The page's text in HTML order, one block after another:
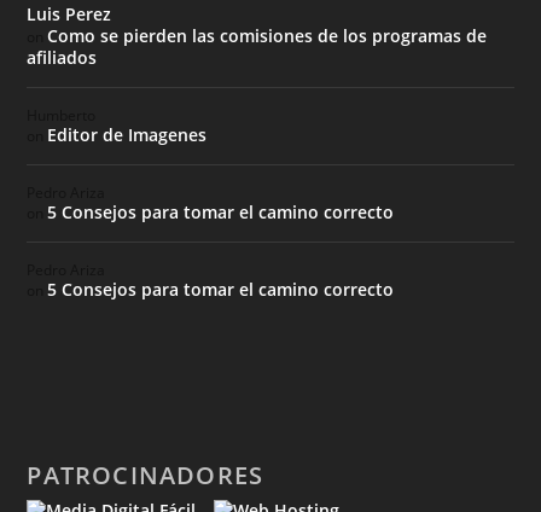
Luis Perez
onComo se pierden las comisiones de los programas de
afiliados
Editor de Imagenes
on5 Consejos para tomar el camino correcto
on5 Consejos para tomar el camino correcto
PATROCINADORES